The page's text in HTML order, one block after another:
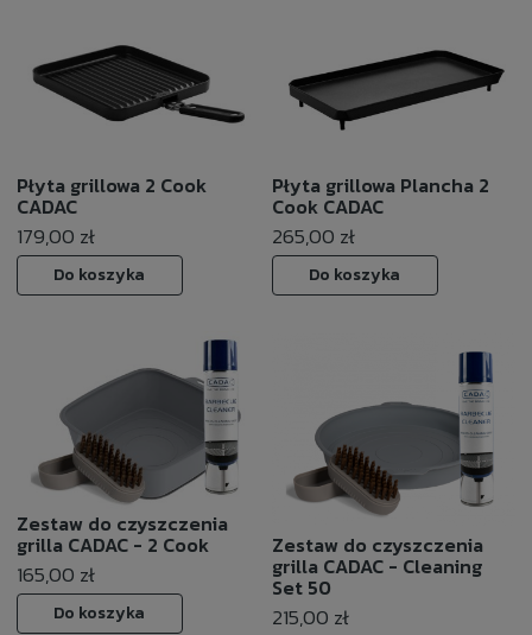
Płyta grillowa 2 Cook
CADAC
179,00 zł
Do koszyka
Płyta grillowa Plancha 2
Cook CADAC
265,00 zł
Do koszyka
Zestaw do czyszczenia
grilla CADAC - 2 Cook
165,00 zł
Do koszyka
Zestaw do czyszczenia
grilla CADAC - Cleaning
Set 50
215,00 zł